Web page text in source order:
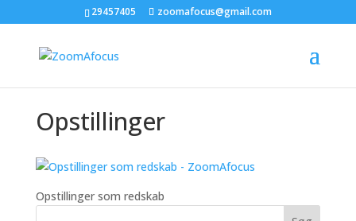
29457405 zoomafocus@gmail.com
Opstillinger
Opstillinger som redskab